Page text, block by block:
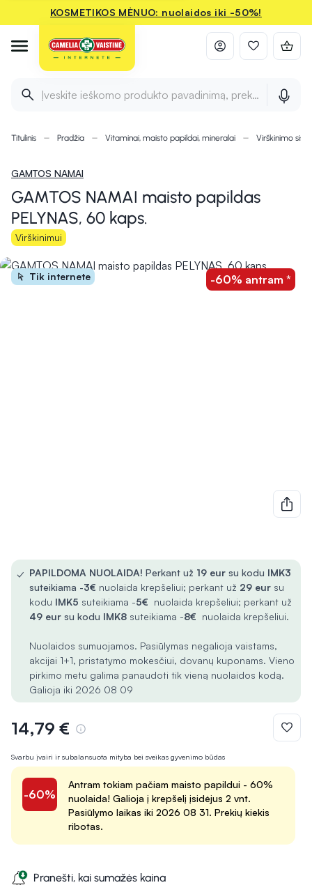
KOSMETIKOS MĖNUO: nuolaidos iki -50%!
Įveskite ieškomo produkto pavadinimą, prekės ženklą ir
Titulinis Pradžia Vitaminai, maisto papildai, mineralai Virškinimo
GAMTOS NAMAI
GAMTOS NAMAI maisto papildas
PELYNAS, 60 kaps.
Virškinimui
Tik internete -60% antram *
Svarbu įvairi ir subalansuota mityba bei sveikas gyvenimo būdas
-60%
Antram tokiam pačiam maisto papildui - 60%
nuolaida! Galioja į krepšelį įsidėjus 2 vnt.
Pasiūlymo laikas iki 2026 08 31. Prekių kiekis
ribotas.
✓ PAPILDOMA NUOLAIDA! Perkant už 19 eur su kodu IMK3
suteikiama -3€ nuolaida krepšeliui; perkant už 29 eur su
kodu IMK5 suteikiama -5€ nuolaida krepšeliui; perkant už
49 eur su kodu IMK8 suteikiama -8€ nuolaida krepšeliui.
Nuolaidos sumuojamos. Pasiūlymas negalioja vaistams,
akcijai 1+1, pristatymo mokesčiui, dovanų kuponams. Vieno
pirkimo metu galima panaudoti tik vieną nuolaidos kodą.
Galioja iki 2026 08 09
14,79 €
Pranešti, kai sumažės kaina